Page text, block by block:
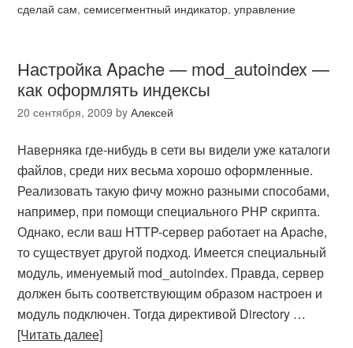
сделай сам,семисегментный индикатор,управление
Настройка Apache — mod_autoindex —
как оформлять индексы
20 сентября, 2009 byАлексей
Наверняка где-нибудь в сети вы видели уже каталоги
файлов, среди них весьма хорошо оформленные.
Реализовать такую фичу можно разными способами,
например, при помощи специального PHP скрипта.
Однако, если ваш HTTP-сервер работает на Apache,
то существует другой подход. Имеется специальный
модуль, именуемый mod_autoindex. Правда, сервер
должен быть соответствующим образом настроен и
модуль подключен. Тогда директивой Directory …
[Читать далее]